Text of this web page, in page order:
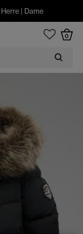
Herre | Dame
0